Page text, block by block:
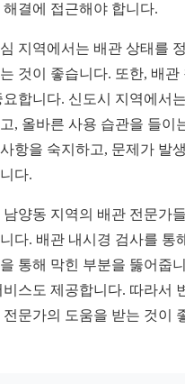
해결에 접근해야 합니다.
지역에서는 배관 상태를
것이 좋습니다. 또한, 배
요합니다. 신도시 지역에서
, 올바른 사용 습관을 들이
항을 숙지하고, 문제가 발
다.
남양동 지역의 배관 전문가
다. 배관 내시경 검사를 통
통해 막힌 부분을 뚫어줍
비스도 제공합니다. 따라서
전문가의 도움을 받는 것이